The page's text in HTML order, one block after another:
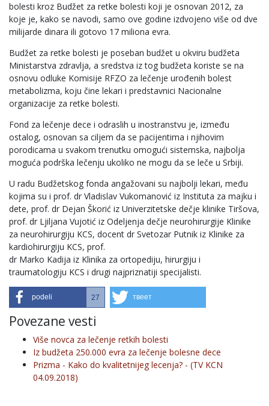
bolesti kroz Budžet za retke bolesti koji je osnovan 2012, za
koje je, kako se navodi, samo ove godine izdvojeno više od dve
milijarde dinara ili gotovo 17 miliona evra.
Budžet za retke bolesti je poseban budžet u okviru budžeta
Ministarstva zdravlja, a sredstva iz tog budžeta koriste se na
osnovu odluke Komisije RFZO za lečenje urođenih bolest
metabolizma, koju čine lekari i predstavnici Nacionalne
organizacije za retke bolesti.
Fond za lečenje dece i odraslih u inostranstvu je, između
ostalog, osnovan sa ciljem da se pacijentima i njihovim
porodicama u svakom trenutku omogući sistemska, najbolja
moguća podrška lečenju ukoliko ne mogu da se leče u Srbiji.
U radu Budžetskog fonda angažovani su najbolji lekari, među
kojima su i prof. dr Vladislav Vukomanović iz Instituta za majku i
dete, prof. dr Dejan Škorić iz Univerzitetske dečje klinike Tiršova,
prof. dr Ljiljana Vujotić iz Odeljenja dečje neurohirurgije Klinike
za neurohirurgiju KCS, docent dr Svetozar Putnik iz Klinike za
kardiohirurgiju KCS, prof.
dr Marko Kadija iz Klinika za ortopediju, hirurgiju i
traumatologiju KCS i drugi najpriznatiji specijalisti.
podeli 27 твеет
Povezane vesti
Više novca za lečenje retkih bolesti
Iz budžeta 250.000 evra za lečenje bolesne dece
Prizma - Kako do kvalitetnijeg lecenja? - (TV KCN
04.09.2018)